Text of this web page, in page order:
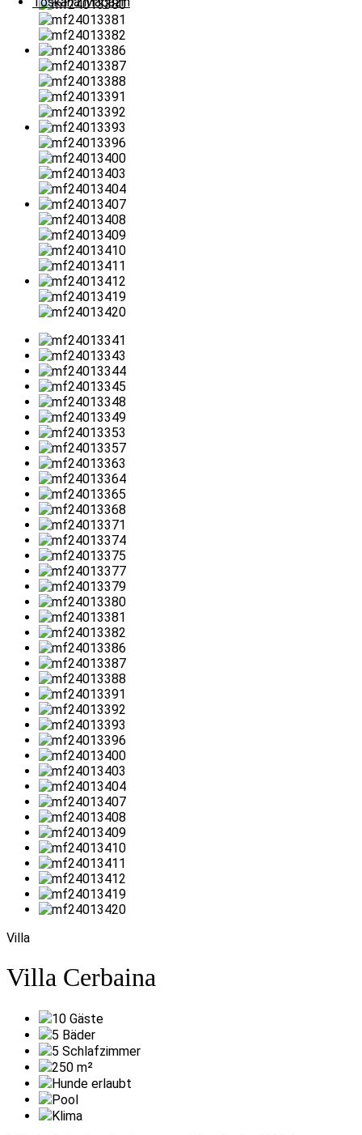
Villa
Villa Cerbaina
10 Gäste
5 Bäder
5 Schlafzimmer
250 m²
Hunde erlaubt
Pool
Klima